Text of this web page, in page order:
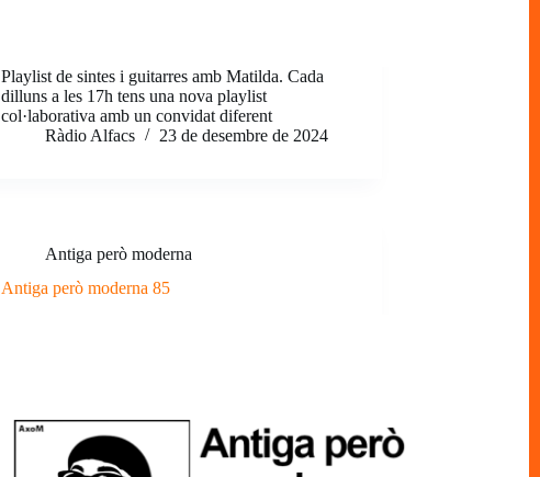
Playlist de sintes i guitarres amb Matilda. Cada
dilluns a les 17h tens una nova playlist
col·laborativa amb un convidat diferent
Ràdio Alfacs
23 de desembre de 2024
Antiga però moderna
Antiga però moderna 85